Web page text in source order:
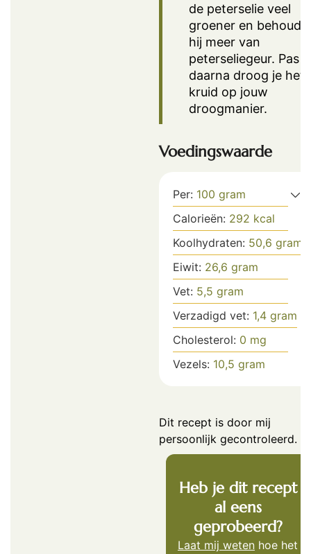
de peterselie veel
groener en behoudt
hij meer van
peterseliegeur. Pas
daarna droog je het
kruid op jouw
droogmanier.
Voedingswaarde
Per: 100 gram
Calorieën: 292 kcal
Koolhydraten: 50,6 gram
Eiwit: 26,6 gram
Vet: 5,5 gram
Verzadigd vet: 1,4 gram
Cholesterol: 0 mg
Vezels: 10,5 gram
Dit recept is door mij
persoonlijk gecontroleerd.
Heb je dit recept
al eens
geprobeerd?
Laat mij weten hoe het